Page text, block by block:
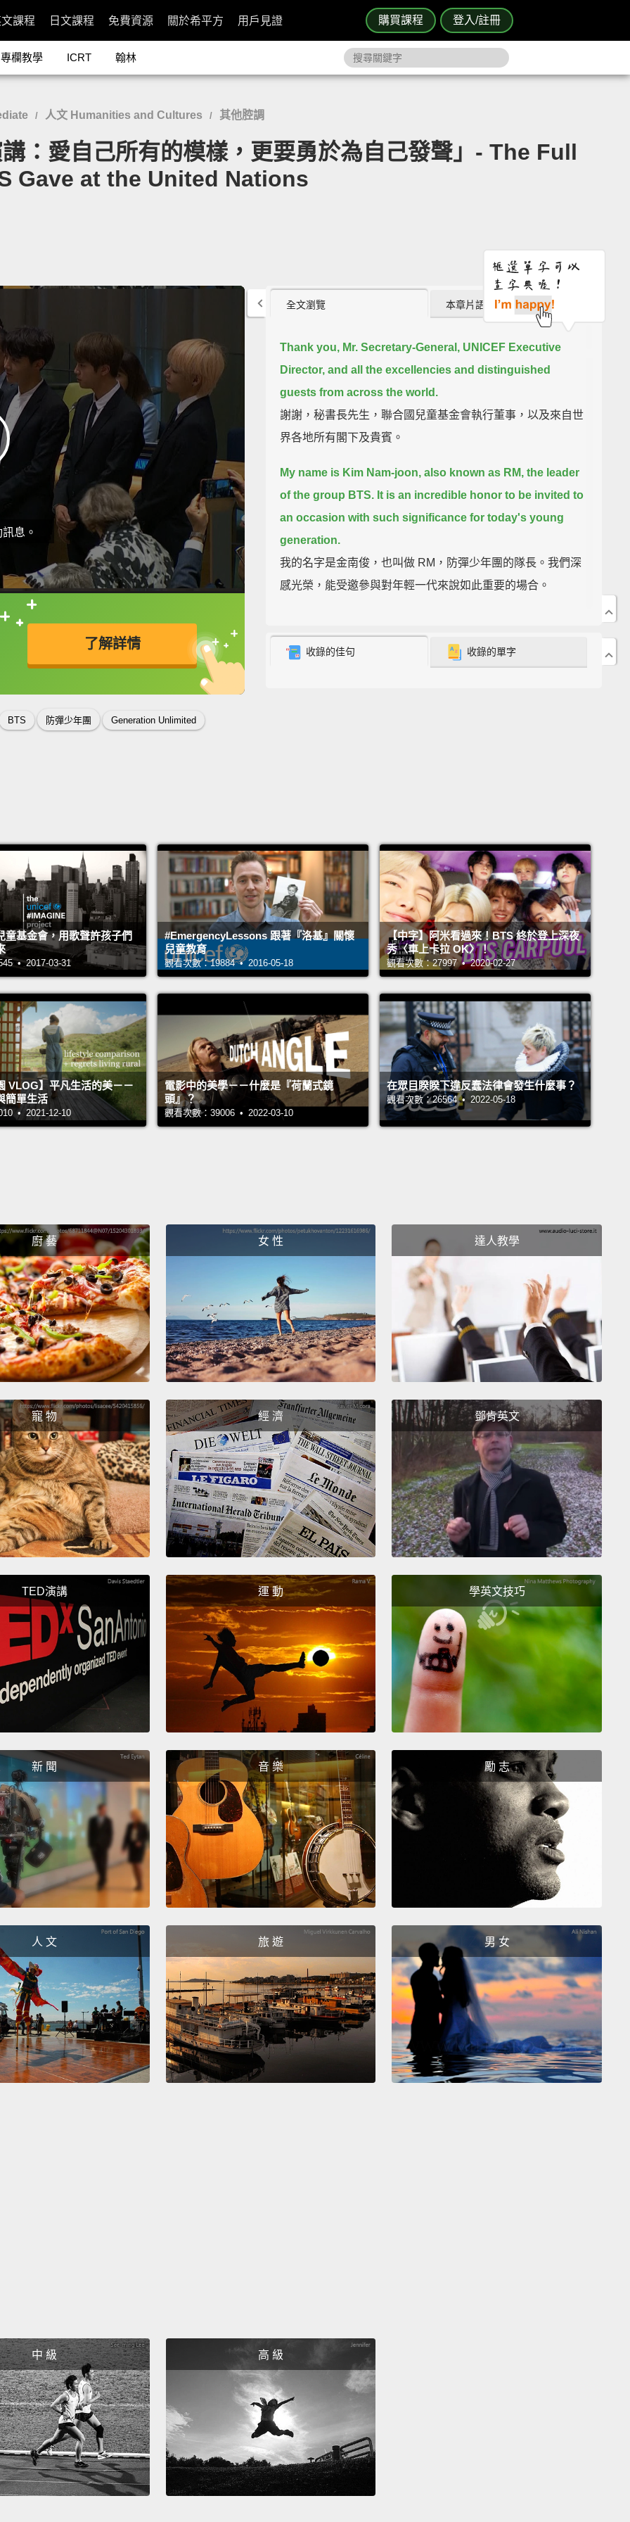
購買課程 登入/註冊
課程 日文課程 免費資源 關於希平方 用戶見證
專欄教學 ICRT 翰林
/ 人文 Humanities and Cultures / 其他腔調
：愛自己所有的模樣，更要勇於為自己發聲」- The Full
Gave at the United Nations
息。
了解詳情
接查字典喔！
英
BTS 防彈少年團 Generation Unlimited
全文瀏覽 本章片語 (4)
Thank you, Mr. Secretary-General, UNICEF Executive
Director, and all the excellencies and distinguished
guests from across the world.
謝謝，秘書長先生，聯合國兒童基金會執行董事，以及來自世
界各地所有閣下及貴賓。
My name is Kim Nam-joon, also known as RM, the leader
of the group BTS. It is an incredible honor to be invited to
an occasion with such significance for today's young
generation.
我的名字是金南俊，也叫做 RM，防彈少年團的隊長。我們深
感光榮，能受邀參與對年輕一代來說如此重要的場合。
campaign with UNICEF,
building on our belief that true
love first begins with loving myself. We've been
是從愛自己開始。我們與聯合國兒童基金會協力合作，參與
#ENDviolence（終結暴力）的企劃，保護世界上所有孩子與
年輕人遠離暴力。而我們的粉絲帶著行動力與熱忱，成為活動
的主力。我們真的擁有全世界最棒的粉絲。
And I'd like to begin by talking about myself. I was born in
Ilsan, a city near Seoul, South Korea. It is a really beautiful
place with a lake, hills, and even an annual flower festival.
I spent a very happy childhood there, and I was just an
ordinary boy.
I used to look up at the night sky and
wonder, and I used to dream the dreams of a boy. I used
to imagine that I was a superhero who could save the
world.
我想要先從聊聊我自己開始。我出生於韓國的一山，一座在首
雄。
And in an intro to one of our early albums, there's a line
that says,
"My heart stopped when I was maybe nine or
10." Looking back, I think that's when I began to worry
about what other people thought of me and starting
seeing myself through their eyes.
I stopped looking up at
在我們之前的專輯裡其中一首序曲中，有這樣的歌詞：「我的
心臟在九歲還是十歲的時候停了。」回想起來，我想就是那時
候，我開始擔心別人看我的眼光，開始透過別人的眼睛審視自
己。我不再仰望夜空，不再仰望星星，也不再做白日夢。
Instead, I just tried to jam myself into the molds that other
people made. Soon, I began to shut out my own voice and
started to listen to the voices of others. No one called out
my name, and neither did I.
My heart stopped, and my
eyes closed shut.
So, like this, I, we all lost our names. We
became like ghosts.
But I had one sanctuary, and that
was music. There was a small voice inside of me that said,
"Wake up, man, and listen to yourself."
But it took me
quite a long time to hear music calling my real name.
我開始努力將自己塞進別人做出的模子裡。很快地，我開始扼
甚至我自己也沒有。我的心臟停止跳動，我的雙眼緊閉。因
此，就這樣，我、還有我們，都失去了自己的名字。我們行屍
走肉，如同遊魂。但我有座避風港，那就是音樂。我心底有個
微弱的聲音在呼喚我：「醒醒啊，兄弟，聽聽自己的聲音。」
但我花了很長的時間才聽見音樂在呼喚我真正的名字。
Even after making the decision to join BTS, there were a
lot of hurdles. Some people might not believe, but most
people thought we were hopeless.
And sometimes I just
wanted to quit. But I think I was very lucky that I didn't
give it all up. And I'm sure that I and we will keep
stumbling and falling like this.
即使決定加入防彈少年團後，前行的路還是充滿重重障礙。有
的人可能不相信，但當時很多人覺得我們沒希望了。有時候我
只想放棄。但我想，我沒有放棄真的是很幸運的事。而我確
身旁，以及因為全世界所有 A.R.M.Y 粉絲們給予的愛與支持才
有可能辦到的。
And maybe I made a mistake yesterday,
me is still me.
and my mistakes. Tomorrow, I might be a tiny bit wiser,
and that'd be me, too.
I am, making up the brightest stars in the constellation of
收錄的佳句 收錄的單字
童基金會，用歌聲許孩子們
• 2017-03-31
#EmergencyLessons 跟著『洛基』關懷
兒童教育
觀看次數：19884 • 2016-05-18
【中字】阿米看過來！BTS 終於登上深夜
秀〈車上卡拉 OK〉！
觀看次數：27997 • 2020-02-27
VLOG】平凡生活的美－－
簡單生活
• 2021-12-10
電影中的美學－－什麼是『荷蘭式鏡
頭』？
觀看次數：39006 • 2022-03-10
在眾目睽睽下違反蠢法律會發生什麼事？
觀看次數：26564 • 2022-05-18
廚 藝 女 性 達人教學
寵 物 經 濟 鄧肯英文
TED演講 運 動 學英文技巧
新 聞 音 樂 勵 志
人 文 旅 遊 男 女
中 級 高 級